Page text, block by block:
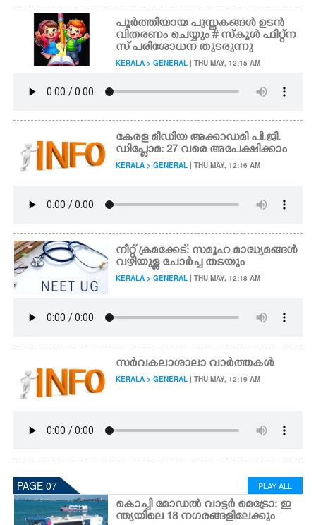
പൂർത്തിയായ പുസ്തകങ്ങൾ ഉടൻ
വിതരണം ചെയ്യും # സ്കൂൾ ഫിറ്റ്ന
സ് പരിശോധന തുടരുന്നു
KERALA > GENERAL | THU MAY, 12:15 AM
കേരള മീഡിയ അക്കാഡമി പി.ജി.
ഡിപ്ലോമ: 27 വരെ അപേക്ഷിക്കാം
KERALA > GENERAL | THU MAY, 12:16 AM
നീറ്റ് ക്രമക്കേട്: സമൂഹ മാദ്ധ്യമങ്ങൾ
വഴിയുള്ള ചോർച്ച തടയും
KERALA > GENERAL | THU MAY, 12:18 AM
സർവകലാശാലാ വാർത്തകൾ
KERALA > GENERAL | THU MAY, 12:19 AM
PAGE 07 PLAY ALL
കൊച്ചി മോഡൽ വാട്ടർ മെട്രോ: ഇ
ന്ത്യയിലെ 18 നഗരങ്ങളിലേക്കും